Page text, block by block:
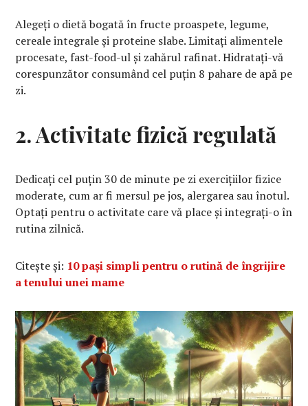
Alegeți o dietă bogată în fructe proaspete, legume,
cereale integrale și proteine slabe. Limitați alimentele
procesate, fast-food-ul și zahărul rafinat. Hidratați-vă
corespunzător consumând cel puțin 8 pahare de apă pe
zi.
2. Activitate fizică regulată
Dedicați cel puțin 30 de minute pe zi exercițiilor fizice
moderate, cum ar fi mersul pe jos, alergarea sau înotul.
Optați pentru o activitate care vă place și integrați-o în
rutina zilnică.
Citește și: 10 pași simpli pentru o rutină de îngrijire
a tenului unei mame